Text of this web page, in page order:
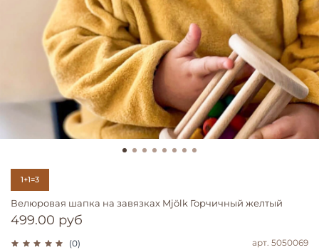
1+1=3
(0) арт. 5050069
Велюровая шапка на завязках Mjölk Горчичный желтый
499.00 руб